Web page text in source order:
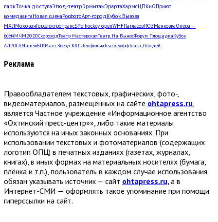
паркТочка доступаЭтюд-театрЭрмитажЭрартаХармсЦПКиОПриют
комедиантаНовая сценаРосфотоАрт-город Кубок Вызова
МХЛМоховаяГорэлектротрансSPb hockey openWHFПатласовТЮЗМаяковкаОпера —
всемМЧМ2020СкороходТеатр МастерскаяТеатр. На ВыносФорум ПлощадкаКубок
АЛРОСАМанежБТКМатч Звёзд КХЛЛенфильмТеатр БуффТеатр Дождей
Реклама
Правообладателем текстовых, графических, фото-,
видеоматериалов, размещённых на сайте ohtapress.ru,
является Частное учреждение «Информационное агентство
«Охтинский пресс-центр»», либо такие материалы
используются на иных законных основаниях. При
использовании текстовых и фотоматериалов (содержащих
логотип ОПЦ) в печатных изданиях (газетах, журналах,
книгах), в иных формах на материальных носителях (бумага,
плёнка и т.п.), пользователь в каждом случае использования
обязан указывать источник — сайт ohtapress.ru, а в
Интернет-СМИ — оформлять такое упоминание при помощи
гиперссылки на сайт.